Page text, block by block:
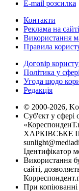
E-mail розсилка
Контакти
Реклама на сайті
Використання
Правила
Договір
Політика у
Угода щодо
Редакція
© 2000-2026,
Суб'єкт у сфері
ХАРКІВСЬКЕ
Ідентифікатор
Використання
сайті,
При копіюванні